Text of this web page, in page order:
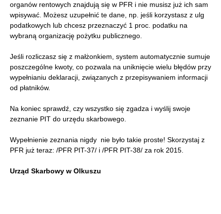
organów rentowych znajdują się w PFR i nie musisz już ich sam
wpisywać. Możesz uzupełnić te dane, np. jeśli korzystasz z ulg
podatkowych lub chcesz przeznaczyć 1 proc. podatku na
wybraną organizację pożytku publicznego.
Jeśli rozliczasz się z małżonkiem, system automatycznie sumuje
poszczególne kwoty, co pozwala na uniknięcie wielu błędów przy
wypełnianiu deklaracji, związanych z przepisywaniem informacji
od płatników.
Na koniec sprawdź, czy wszystko się zgadza i wyślij swoje
zeznanie PIT do urzędu skarbowego.
Wypełnienie zeznania nigdy nie było takie proste! Skorzystaj z
PFR już teraz: /PFR PIT-37/ i /PFR PIT-38/ za rok 2015.
Urząd Skarbowy w Olkuszu